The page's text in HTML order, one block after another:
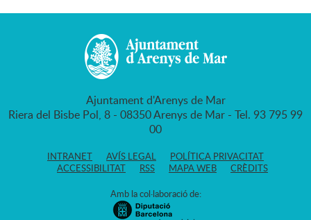
Ajuntament d'Arenys de Mar
Riera del Bisbe Pol, 8 - 08350 Arenys de Mar - Tel. 93 795 99
00
INTRANET AVÍS LEGAL
POLÍTICA PRIVACITAT
ACCESSIBILITAT
RSS MAPA WEB CRÈDITS
Amb la col·laboració de: